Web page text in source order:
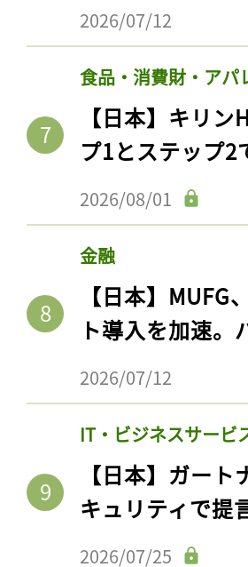
2026/07/12
食品・消費財・アパ
【日本】キリ
プ1とステップ2
2026/08/01
金融
【日本】
ト導入を加速。
2026/07/12
IT・ビジネスサービ
【日本】ガー
キュリティで提
2026/07/25